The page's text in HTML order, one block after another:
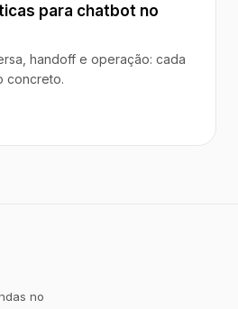
para chatbot no
handoff e operação: cada
concreto.
no